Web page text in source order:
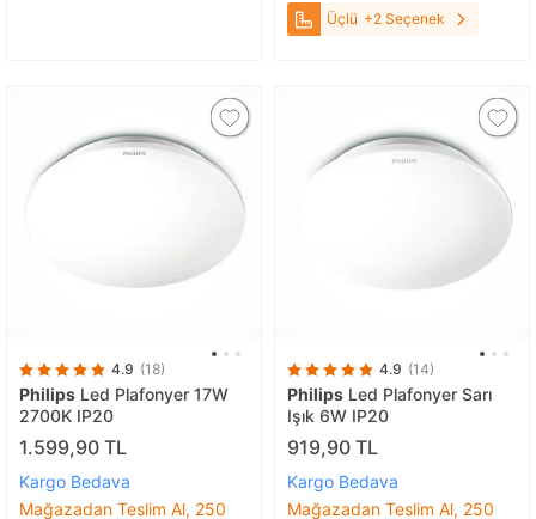
Üçlü +2 Seçenek
4.9 (18)
Philips Led Plafonyer 17W
2700K IP20
1.599,90 TL
Kargo Bedava
Mağazadan Teslim Al, 250
4.9 (14)
Philips Led Plafonyer Sarı
Işık 6W IP20
919,90 TL
Kargo Bedava
Mağazadan Teslim Al, 250